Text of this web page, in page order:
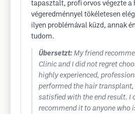
tapasztalt, profi orvos végezte a
végeredménnyel tökéletesen
ilyen problémával küzd, annak
tudom.
Übersetzt: My friend
Clinic and I did not regret
highly experienced,
performed the hair
satisfied with the end result. I
recommend it to anyone who